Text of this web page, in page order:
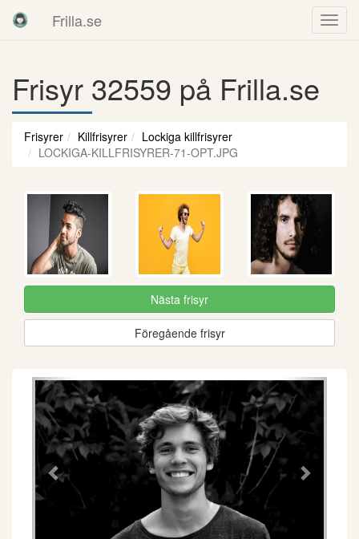
Frilla.se
Frisyr 32559 på Frilla.se
Frisyrer Killfrisyrer
Lockiga killfrisyrer
LOCKIGA-KILLFRISYRER-71-OPT.JPG
Nästa frisyr
Föregående frisyr
Föregående